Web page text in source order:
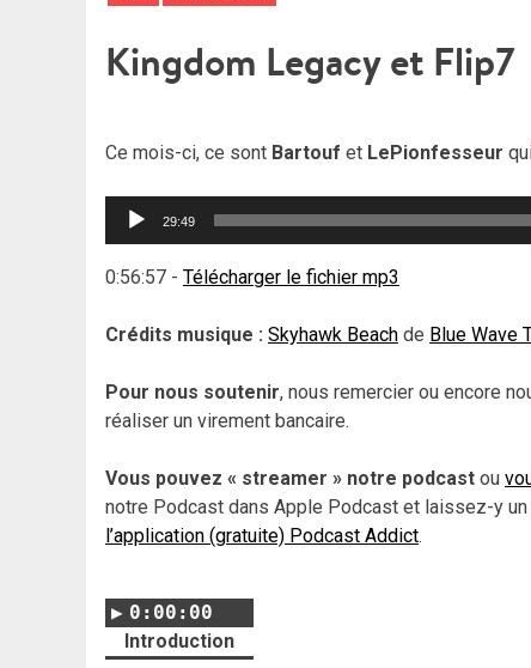
Kingdom Legacy et Flip7
Ce mois-ci, ce sont Bartouf et LePionfesseur
Lecteur
29:49
0:56:57 - Télécharger le fichier mp3
Crédits musique : Skyhawk Beach de Blue Wave
Pour nous soutenir, nous remercier ou encore
réaliser un virement bancaire.
Vous pouvez « streamer » notre podcast ou
notre Podcast dans Apple Podcast et laissez-y
l’application (gratuite) Podcast Addict.
0:00:00
Introduction